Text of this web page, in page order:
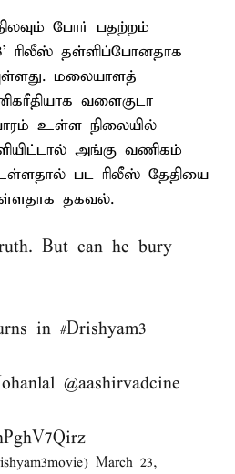
போர் பதற்றம்
ரிலீஸ் தள்ளிப்போனதாக
மலையாளத்
வளைகுடா
உள்ள நிலையில்
அங்கு வணிகம்
பட ரிலீஸ் தேதியை
தகவல்.
But can he bury
in #Drishyam3
@aashirvadcine
March 23,